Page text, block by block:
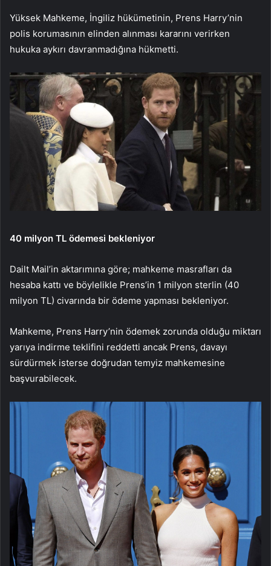
Yüksek Mahkeme, İngiliz hükümetinin, Prens Harry’nin
polis korumasının elinden alınması kararını verirken
hukuka aykırı davranmadığına hükmetti.
40 milyon TL ödemesi bekleniyor
Dailt Mail’in aktarımına göre; mahkeme masrafları da
hesaba kattı ve böylelikle Prens’in 1 milyon sterlin (40
milyon TL) civarında bir ödeme yapması bekleniyor.
Mahkeme, Prens Harry’nin ödemek zorunda olduğu miktarı
yarıya indirme teklifini reddetti ancak Prens, davayı
sürdürmek isterse doğrudan temyiz mahkemesine
başvurabilecek.